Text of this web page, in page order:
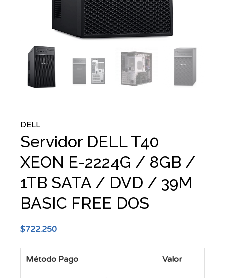
DELL
Servidor DELL T40
XEON E-2224G / 8GB /
1TB SATA / DVD / 39M
BASIC FREE DOS
$722.250
Método Pago Valor